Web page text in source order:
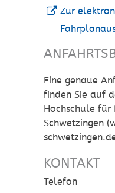
Zur
Eine genaue
finden Sie auf
Hochschule für
Schwetzingen
KONTAKT
Telefon